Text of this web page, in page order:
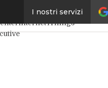
I nostri servizi
ArtificialeBig Data
Internet4Things